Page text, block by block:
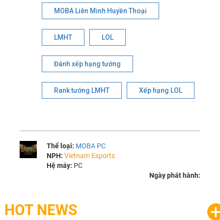
MOBA Liên Minh Huyền Thoại
LMHT LOL
Đánh xếp hạng tướng
Rank tướng LMHT Xếp hạng LOL
Thể loại: MOBA PC
NPH:Vietnam Esports
Hệ máy: PC
Ngày phát hành:
HOT NEWS